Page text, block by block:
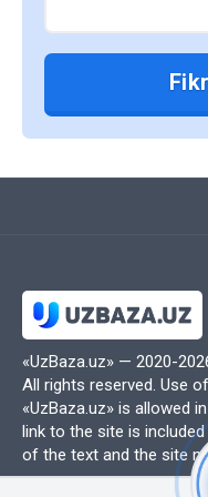
продолжает
они
1.
Электронные
месте.
особенно
часто
возможности
печатные книги.
Электронные
студентам
информацию с
«UzBaza.uz» — 2020-
All rights reserved. Use
«UzBaza.uz» is allowed
link to the site is
of the text and the site